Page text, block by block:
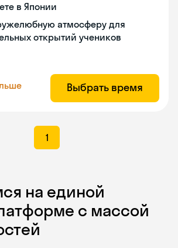
в Японии
атмосферу для
открытий учеников
Выбрать время
1
на единой
с массой